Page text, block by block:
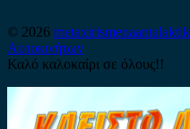
© 2026
Αυτοκινήτων
Καλό καλοκαίρι σε όλους!!